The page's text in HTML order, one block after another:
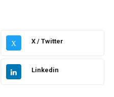
Elektrik Elektronik
Moda
X X / Twitter
Linkedin